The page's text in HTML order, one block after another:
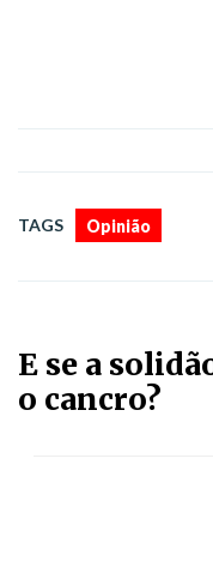
TAGS Opinião
E se a
o cancro?